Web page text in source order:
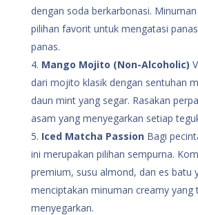
dengan soda berkarbonasi.
pilihan favorit untuk mengatasi
panas.
Mango Mojito (Non-Alcoholic)
dari mojito klasik dengan sentuhan
daun mint yang segar. Rasakan
asam yang menyegarkan setiap
Iced Matcha PassionBagi
ini merupakan pilihan sempurna.
premium, susu almond, dan es batu
menciptakan minuman creamy yang
menyegarkan.